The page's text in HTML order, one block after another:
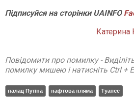
ПідписуйсянасторінкиUAINFO
Катерина
Повідомити про помилку -
помилку мишею і натисніть Ctrl +
палац Путіна нафтова пляма Туапсе